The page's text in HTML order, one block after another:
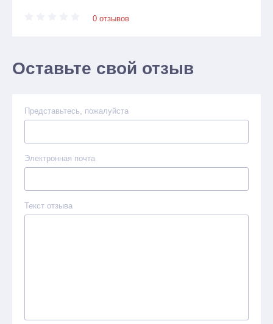
0 отзывов
Оставьте свой отзыв
Представьтесь, пожалуйста
Электронная почта
Текст отзыва